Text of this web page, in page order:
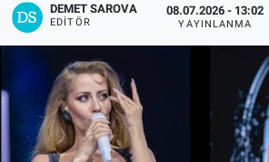
DEMET SAROVA
EDITÖR
08.07.2026 - 13:02
YAYINLANMA
RESMİ İLANLAR
İLAN
Bize ulaşın